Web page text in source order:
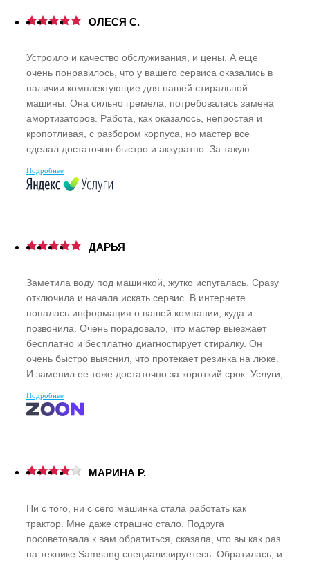
ОЛЕСЯ С.
Устроило и качество обслуживания, и цены. А еще
очень понравилось, что у вашего сервиса оказались в
наличии комплектующие для нашей стиральной
машины. Она сильно гремела, потребовалась замена
амортизаторов. Работа, как оказалось, непростая и
кропотливая, с разбором корпуса, но мастер все
сделал достаточно быстро и аккуратно. За такую
отдельное спасибо.
Подробнее
ДАРЬЯ
Заметила воду под машинкой, жутко испугалась. Сразу
отключила и начала искать сервис. В интернете
попалась информация о вашей компании, куда и
позвонила. Очень порадовало, что мастер выезжает
бесплатно и бесплатно диагностирует стиралку. Он
очень быстро выяснил, что протекает резинка на люке.
И заменил ее тоже достаточно за короткий срок. Услуги,
должен работать хороший сервис.
Подробнее
МАРИНА Р.
Ни с того, ни с сего машинка стала работать как
трактор. Мне даже страшно стало. Подруга
посоветовала к вам обратиться, сказала, что вы как раз
на технике Samsung специализируетесь. Обратилась, и